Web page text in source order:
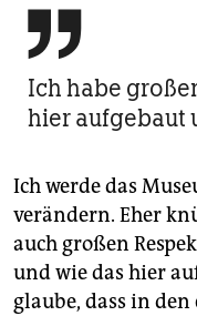

Ich habe
hier aufgebaut
Ich werde das
verändern. Eher
auch großen
und wie das hier
glaube, dass in